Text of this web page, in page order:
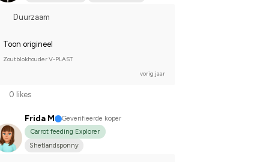
Duurzaam
Toon origineel
Zoutblokhouder V-PLAST
vorig jaar
0 likes
Frida M
Geverifieerde koper
Carrot feeding Explorer
Shetlandsponny